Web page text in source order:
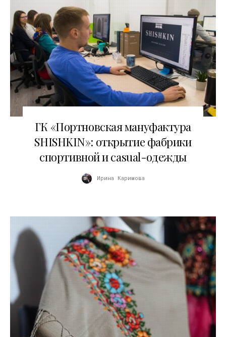
24.04.2017
ГК «Портновская мануфактура
SHISHKIN»: открытие фабрики
спортивной и casual-одежды
Ирина Каримова